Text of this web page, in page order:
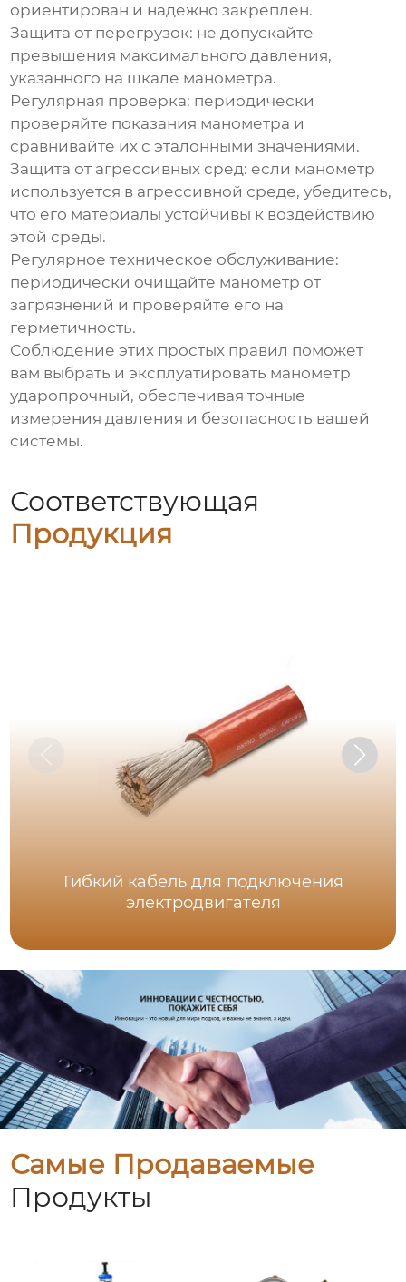
ориентирован и надежно закреплен.
Защита от перегрузок: не допускайте
превышения максимального давления,
указанного на шкале манометра.
Регулярная проверка: периодически
проверяйте показания манометра и
сравнивайте их с эталонными значениями.
Защита от агрессивных сред: если манометр
используется в агрессивной среде, убедитесь,
что его материалы устойчивы к воздействию
этой среды.
Регулярное техническое обслуживание:
периодически очищайте манометр от
загрязнений и проверяйте его на
герметичность.
Соблюдение этих простых правил поможет
вам выбрать и эксплуатировать манометр
ударопрочный, обеспечивая точные
измерения давления и безопасность вашей
системы.
Соответствующая
Продукция
Гибкий кабель для подключения
электродвигателя
Самые Продаваемые
Продукты